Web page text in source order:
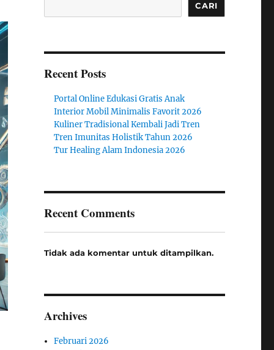
CARI
Recent Posts
Portal Online Edukasi Gratis Anak
Interior Mobil Minimalis Favorit 2026
Kuliner Tradisional Kembali Jadi Tren
Tren Imunitas Holistik Tahun 2026
Tur Healing Alam Indonesia 2026
Recent Comments
Tidak ada komentar untuk ditampilkan.
Archives
Februari 2026